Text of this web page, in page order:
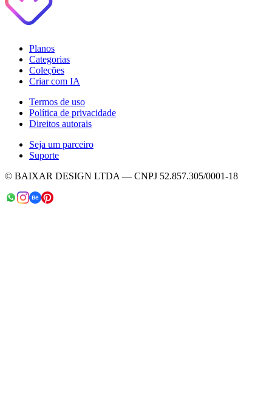
Planos
Categorias
Coleções
Criar com IA
Termos de uso
Política de privacidade
Direitos autorais
Seja um parceiro
Suporte
© BAIXAR DESIGN LTDA — CNPJ 52.857.305/0001-18